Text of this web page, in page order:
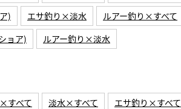
) エサ釣り×淡水
ルアー釣り×すべて
ョア) ルアー釣り×淡水
すべて 淡水×すべて
エサ釣り×すべて